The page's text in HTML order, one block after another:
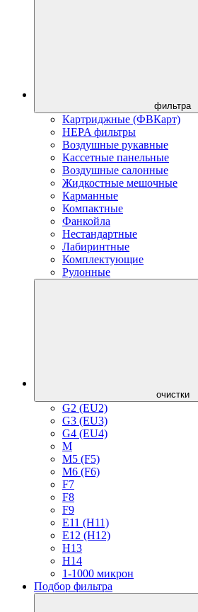
фильтра
Картриджные (ФВКарт)
HEPA фильтры
Воздушные рукавные
Кассетные панельные
Воздушные салонные
Жидкостные мешочные
Карманные
Компактные
Фанкойла
Нестандартные
Лабиринтные
Комплектующие
Рулонные
очистки
G2 (EU2)
G3 (EU3)
G4 (EU4)
M
M5 (F5)
M6 (F6)
F7
F8
F9
E11 (H11)
E12 (H12)
H13
H14
1-1000 микрон
Подбор фильтра